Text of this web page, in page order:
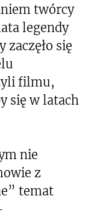
twórcy
legendy
zaczęło się
filmu,
się w latach
nie
z
temat